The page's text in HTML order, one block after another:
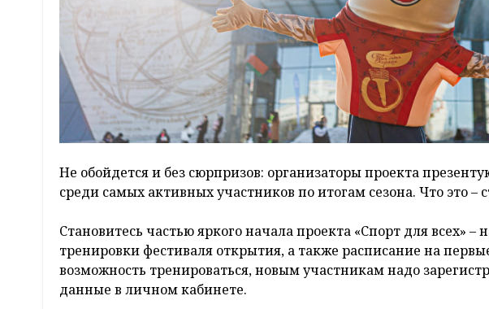
Не обойдется и без сюрпризов: организаторы проекта
среди самых активных участников по итогам сезона. Что это –
Становитесь частью яркого начала проекта «Спорт для всех» –
тренировки фестиваля открытия, а также расписание на
возможность тренироваться, новым участникам надо
данные в личном кабинете.